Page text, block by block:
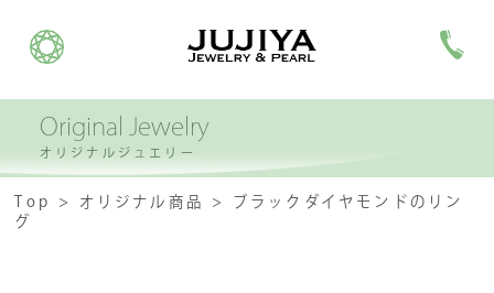
Original Jewelry
オリジナルジュエリー
Top オリジナル商品
ブラックダイヤモンドのリン
グ